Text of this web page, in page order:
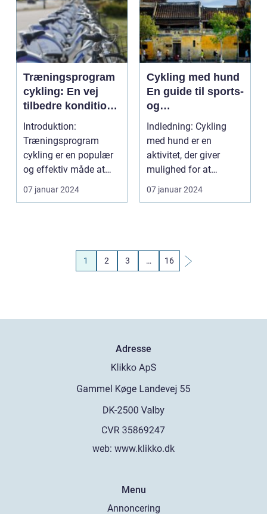
Træningsprogram
cykling: En vej
tilbedre kondition
og styrke på to
hjul
Introduktion:
Træningsprogram
cykling er en populær
og effektiv måde at
forbedre kondition,
styrke o...
07 januar 2024
Cykling med hund
En guide til sports-
og
fritidsentusiaster
Indledning: Cykling
med hund er en
aktivitet, der giver
mulighed for at
kombinere motion og
samvær m...
07 januar 2024
1 2 3 … 16
Adresse
web: www.klikko.dk
Menu
Annoncering